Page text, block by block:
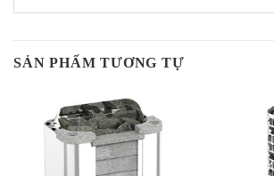
SẢN PHẨM TƯƠNG TỰ